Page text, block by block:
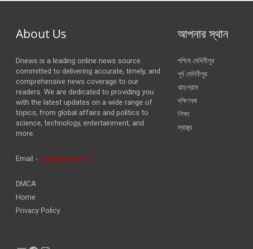
About Us
Dnews is a leading online news source
committed to delivering accurate, timely, and
comprehensive news coverage to our
readers. We are dedicated to providing you
with the latest updates on a wide range of
topics, from global affairs and politics to
science, technology, entertainment, and
more.
Email - desk@dnews.in
DMCA
Home
Privacy Policy
আপনার স্থান
পশ্চিম মেদিনীপুর
পূর্ব মেদিনীপুর
ঝাড়গ্রাম
দক্ষিণবঙ্গ
শিক্ষা
স্বাস্থ্য